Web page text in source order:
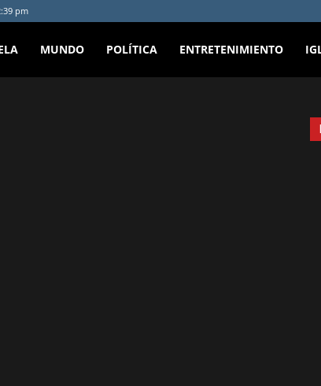
pm
MUNDO POLÍTICA ENTRETENIMIENTO